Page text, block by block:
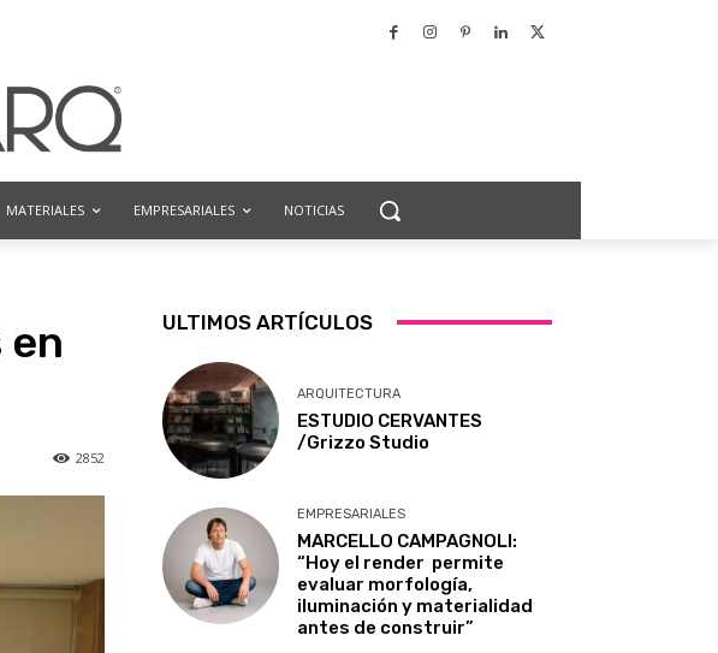
MATERIALES EMPRESARIALES NOTICIAS
en
2852
ULTIMOS ARTÍCULOS
ARQUITECTURA
ESTUDIO CERVANTES
/Grizzo Studio
EMPRESARIALES
MARCELLO CAMPAGNOLI:
“Hoy el render permite
evaluar morfología,
iluminación y materialidad
antes de construir”